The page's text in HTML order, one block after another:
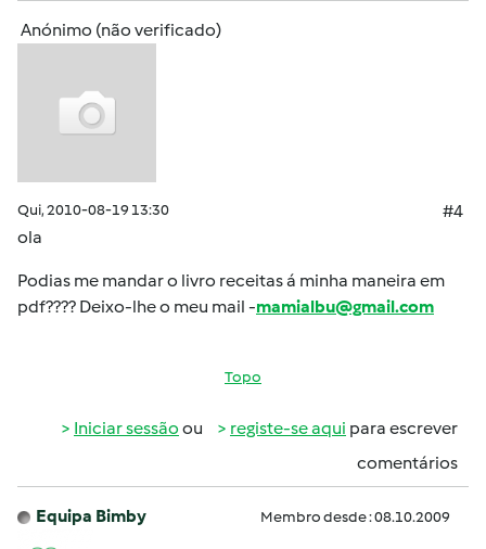
Anónimo (não verificado)
Qui, 2010-08-19 13:30
#4
ola
Podias me mandar o livro receitas á minha maneira em
pdf???? Deixo-lhe o meu mail -mamialbu@gmail.com
Topo
Iniciar sessão ou registe-se aqui para escrever
comentários
Equipa Bimby Membro desde : 08.10.2009